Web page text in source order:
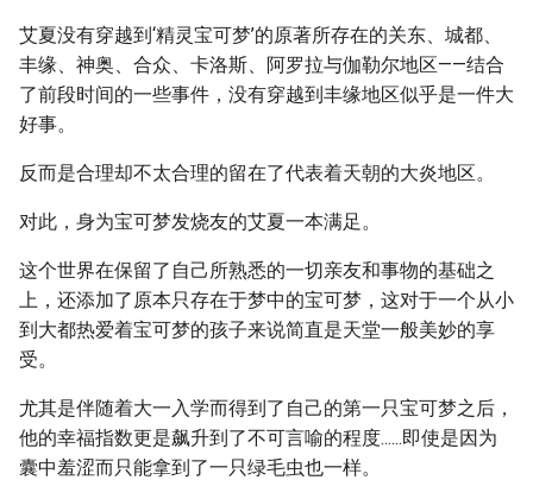
艾夏没有穿越到‘精灵宝可梦’的原著所存在的关东、城都、
丰缘、神奥、合众、卡洛斯、阿罗拉与伽勒尔地区——结合
了前段时间的一些事件，没有穿越到丰缘地区似乎是一件大
好事。
反而是合理却不太合理的留在了代表着天朝的大炎地区。
对此，身为宝可梦发烧友的艾夏一本满足。
这个世界在保留了自己所熟悉的一切亲友和事物的基础之
上，还添加了原本只存在于梦中的宝可梦，这对于一个从小
到大都热爱着宝可梦的孩子来说简直是天堂一般美妙的享
受。
尤其是伴随着大一入学而得到了自己的第一只宝可梦之后，
他的幸福指数更是飙升到了不可言喻的程度......即使是因为
囊中羞涩而只能拿到了一只绿毛虫也一样。